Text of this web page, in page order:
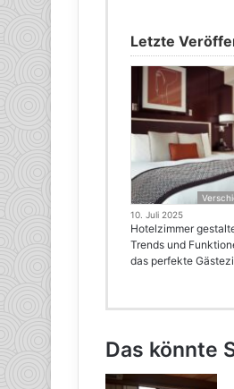
Letzte
10. Juli 2025
Hotelzimmer
Trends und
das perfekte
Das könnte